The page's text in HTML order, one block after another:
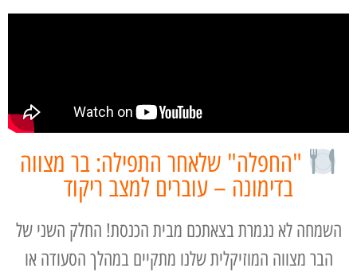
"החפלה" שלאחר התפילה: בר מצווה
בדימונה – עוברים למצב ריקוד
השמחה לא נגמרת בצאתכם מבית הכנסת! החלק השני של
הבר מצווה המוזיקלית שלנו מתקיים במהלך הסעודה או